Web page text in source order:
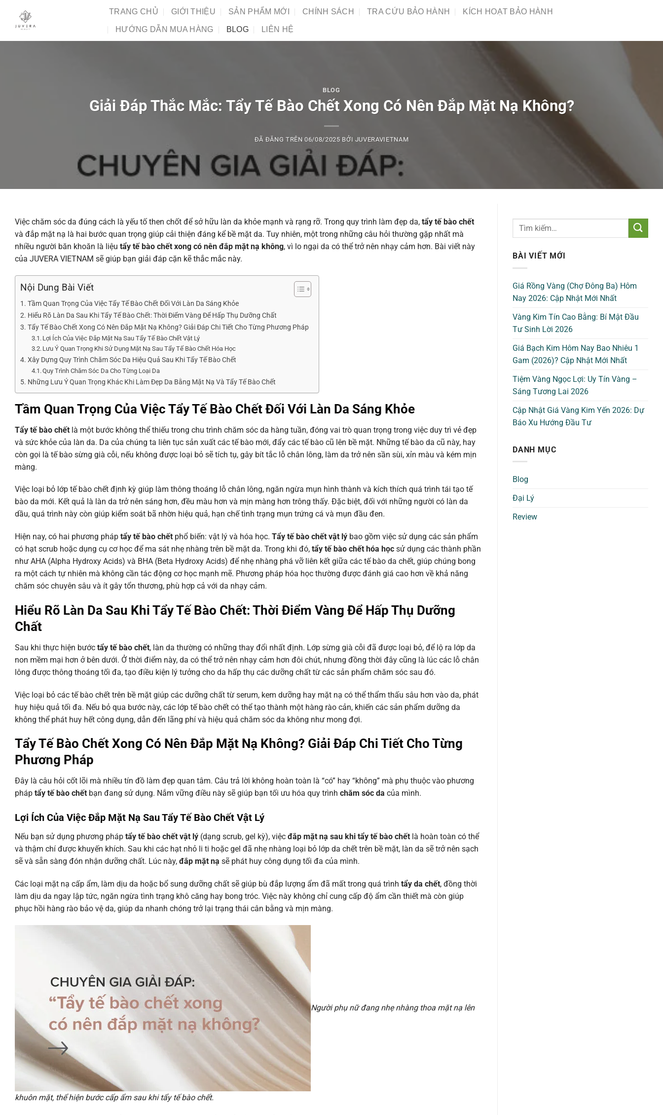
dung
TRANG CHỦ GIỚI THIỆU SẢN PHẨM MỚI CHÍNH SÁCH TRA CỨU BẢO HÀNH KÍCH HOẠT BẢO HÀNH
HƯỚNG DẪN MUA HÀNG BLOG LIÊN HỆ
BLOG
Giải Đáp Thắc Mắc: Tẩy Tế Bào Chết Xong Có Nên Đắp Mặt Nạ Không?
ĐÃ ĐĂNG TRÊN06/08/2025 BỞI JUVERAVIETNAM
Việc chăm sóc da đúng cách là yếu tố then chốt để sở hữu làn da khỏe mạnh và rạng rỡ. Trong quy trình làm đẹp da, tẩy tế bào chết
và đắp mặt nạ là hai bước quan trọng giúp cải thiện đáng kể bề mặt da. Tuy nhiên, một trong những câu hỏi thường gặp nhất mà
nhiều người băn khoăn là liệu tẩy tế bào chết xong có nên đắp mặt nạ không, vì lo ngại da có thể trở nên nhạy cảm hơn. Bài viết này
của JUVERA VIETNAM sẽ giúp bạn giải đáp cặn kẽ thắc mắc này.
Nội Dung Bài Viết
Tầm Quan Trọng Của Việc Tẩy Tế Bào Chết Đối Với Làn Da Sáng Khỏe
Hiểu Rõ Làn Da Sau Khi Tẩy Tế Bào Chết: Thời Điểm Vàng Để Hấp Thụ Dưỡng Chất
Tẩy Tế Bào Chết Xong Có Nên Đắp Mặt Nạ Không? Giải Đáp Chi Tiết Cho Từng Phương Pháp
Lợi Ích Của Việc Đắp Mặt Nạ Sau Tẩy Tế Bào Chết Vật Lý
Lưu Ý Quan Trọng Khi Sử Dụng Mặt Nạ Sau Tẩy Tế Bào Chết Hóa Học
Xây Dựng Quy Trình Chăm Sóc Da Hiệu Quả Sau Khi Tẩy Tế Bào Chết
Quy Trình Chăm Sóc Da Cho Từng Loại Da
Những Lưu Ý Quan Trọng Khác Khi Làm Đẹp Da Bằng Mặt Nạ Và Tẩy Tế Bào Chết
Tầm Quan Trọng Của Việc Tẩy Tế Bào Chết Đối Với Làn Da Sáng Khỏe
Tẩy tế bào chết là một bước không thể thiếu trong chu trình chăm sóc da hàng tuần, đóng vai trò quan trọng trong việc duy trì vẻ đẹp
và sức khỏe của làn da. Da của chúng ta liên tục sản xuất các tế bào mới, đẩy các tế bào cũ lên bề mặt. Những tế bào da cũ này, hay
còn gọi là tế bào sừng già cỗi, nếu không được loại bỏ sẽ tích tụ, gây bít tắc lỗ chân lông, làm da trở nên sần sùi, xỉn màu và kém mịn
màng.
Việc loại bỏ lớp tế bào chết định kỳ giúp làm thông thoáng lỗ chân lông, ngăn ngừa mụn hình thành và kích thích quá trình tái tạo tế
bào da mới. Kết quả là làn da trở nên sáng hơn, đều màu hơn và mịn màng hơn trông thấy. Đặc biệt, đối với những người có làn da
dầu, quá trình này còn giúp kiểm soát bã nhờn hiệu quả, hạn chế tình trạng mụn trứng cá và mụn đầu đen.
Hiện nay, có hai phương pháp tẩy tế bào chết phổ biến: vật lý và hóa học. Tẩy tế bào chết vật lý bao gồm việc sử dụng các sản phẩm
có hạt scrub hoặc dụng cụ cơ học để ma sát nhẹ nhàng trên bề mặt da. Trong khi đó, tẩy tế bào chết hóa học sử dụng các thành phần
như AHA (Alpha Hydroxy Acids) và BHA (Beta Hydroxy Acids) để nhẹ nhàng phá vỡ liên kết giữa các tế bào da chết, giúp chúng bong
ra một cách tự nhiên mà không cần tác động cơ học mạnh mẽ. Phương pháp hóa học thường được đánh giá cao hơn về khả năng
chăm sóc chuyên sâu và ít gây tổn thương, phù hợp cả với da nhạy cảm.
Hiểu Rõ Làn Da Sau Khi Tẩy Tế Bào Chết: Thời Điểm Vàng Để Hấp Thụ Dưỡng
Chất
Sau khi thực hiện bước tẩy tế bào chết, làn da thường có những thay đổi nhất định. Lớp sừng già cỗi đã được loại bỏ, để lộ ra lớp da
non mềm mại hơn ở bên dưới. Ở thời điểm này, da có thể trở nên nhạy cảm hơn đôi chút, nhưng đồng thời đây cũng là lúc các lỗ chân
lông được thông thoáng tối đa, tạo điều kiện lý tưởng cho da hấp thụ các dưỡng chất từ các sản phẩm chăm sóc sau đó.
Việc loại bỏ các tế bào chết trên bề mặt giúp các dưỡng chất từ serum, kem dưỡng hay mặt nạ có thể thẩm thấu sâu hơn vào da, phát
huy hiệu quả tối đa. Nếu bỏ qua bước này, các lớp tế bào chết có thể tạo thành một hàng rào cản, khiến các sản phẩm dưỡng da
không thể phát huy hết công dụng, dẫn đến lãng phí và hiệu quả chăm sóc da không như mong đợi.
Tẩy Tế Bào Chết Xong Có Nên Đắp Mặt Nạ Không? Giải Đáp Chi Tiết Cho Từng
Phương Pháp
Đây là câu hỏi cốt lõi mà nhiều tín đồ làm đẹp quan tâm. Câu trả lời không hoàn toàn là “có” hay “không” mà phụ thuộc vào phương
pháp tẩy tế bào chết bạn đang sử dụng. Nắm vững điều này sẽ giúp bạn tối ưu hóa quy trình chăm sóc da của mình.
Lợi Ích Của Việc Đắp Mặt Nạ Sau Tẩy Tế Bào Chết Vật Lý
Nếu bạn sử dụng phương pháp tẩy tế bào chết vật lý (dạng scrub, gel kỳ), việc đắp mặt nạ sau khi tẩy tế bào chết là hoàn toàn có thể
và thậm chí được khuyến khích. Sau khi các hạt nhỏ li ti hoặc gel đã nhẹ nhàng loại bỏ lớp da chết trên bề mặt, làn da sẽ trở nên sạch
sẽ và sẵn sàng đón nhận dưỡng chất. Lúc này, đắp mặt nạ sẽ phát huy công dụng tối đa của mình.
Các loại mặt nạ cấp ẩm, làm dịu da hoặc bổ sung dưỡng chất sẽ giúp bù đắp lượng ẩm đã mất trong quá trình tẩy da chết, đồng thời
làm dịu da ngay lập tức, ngăn ngừa tình trạng khô căng hay bong tróc. Việc này không chỉ cung cấp độ ẩm cần thiết mà còn giúp
phục hồi hàng rào bảo vệ da, giúp da nhanh chóng trở lại trạng thái cân bằng và mịn màng.
Người phụ nữ đang nhẹ nhàng thoa mặt nạ lên
khuôn mặt, thể hiện bước cấp ẩm sau khi tẩy tế bào chết.
BÀI VIẾT MỚI
Giá Rồng Vàng (Chợ Đông Ba) Hôm
Nay 2026: Cập Nhật Mới Nhất
Vàng Kim Tín Cao Bằng: Bí Mật Đầu
Tư Sinh Lời 2026
Giá Bạch Kim Hôm Nay Bao Nhiêu 1
Gam (2026)? Cập Nhật Mới Nhất
Tiệm Vàng Ngọc Lợi: Uy Tín Vàng –
Sáng Tương Lai 2026
Cập Nhật Giá Vàng Kim Yến 2026: Dự
Báo Xu Hướng Đầu Tư
DANH MỤC
Blog
Đại Lý
Review